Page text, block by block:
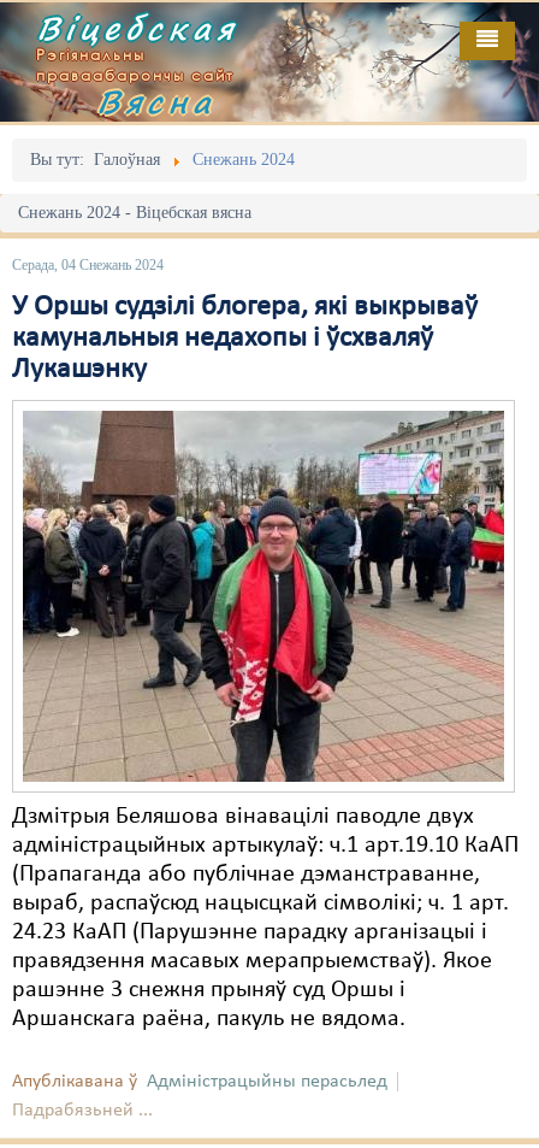
Віцебская
Рэгіянальны
праваабарончы сайт
Вясна
Вы тут: Галоўная Снежань 2024
Снежань 2024 - Віцебская вясна
Серада, 04 Снежань 2024
У Оршы судзілі блогера, які выкрываў
камунальныя недахопы і ўсхваляў
Лукашэнку
Дзмітрыя Беляшова вінавацілі паводле двух
адміністрацыйных артыкулаў: ч.1 арт.19.10 КаАП
(Прапаганда або публічнае дэманстраванне,
выраб, распаўсюд нацысцкай сімволікі; ч. 1 арт.
24.23 КаАП (Парушэнне парадку арганізацыі і
правядзення масавых мерапрыемстваў). Якое
рашэнне 3 снежня прыняў суд Оршы і
Аршанскага раёна, пакуль не вядома.
Апублікавана ў Адміністрацыйны перасьлед
Падрабязьней ...
Галоўная
Адміністрацыйны перасьлед
Акцыі
Выбары
Грамадзянскія ініцыятывы
Дзяржава
Дыскрымінацыя
Затрыманьні
Карная псыхіятрыя
КПЧ ААН
Культурныя правы
ЛПП
Мігранты
Мірныя сходы
Палітвязьні
Праваабаронцы
Правы дзіцяці
Пэнітэнцыярная сыстэма
Распальваньне варожасьці
Рознае
Свабода слова
Выданьні
Відэа
Пра нас
RSS